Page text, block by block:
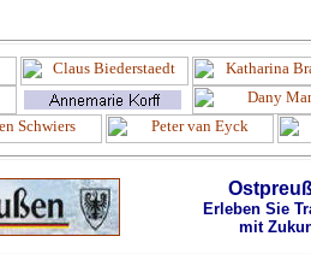
Erleben Sie
mit